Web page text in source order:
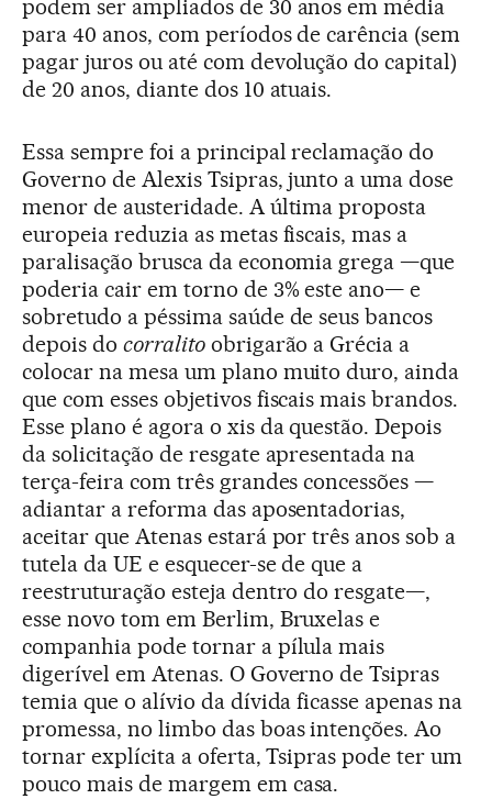
podem ser ampliados de 30 anos em média
para 40 anos, com períodos de carência (sem
pagar juros ou até com devolução do capital)
de 20 anos, diante dos 10 atuais.
Essa sempre foi a principal reclamação do
Governo de Alexis Tsipras, junto a uma dose
menor de austeridade. A última proposta
europeia reduzia as metas fiscais, mas a
paralisação brusca da economia grega —que
poderia cair em torno de 3% este ano— e
sobretudo a péssima saúde de seus bancos
depois do corralitoobrigarão a Grécia a
colocar na mesa um plano muito duro, ainda
que com esses objetivos fiscais mais brandos.
Esse plano é agora o xis da questão. Depois
da solicitação de resgate apresentada na
terça-feira com três grandes concessões —
adiantar a reforma das aposentadorias,
aceitar que Atenas estará por três anos sob a
tutela da UE e esquecer-se de que a
reestruturação esteja dentro do resgate—,
esse novo tom em Berlim, Bruxelas e
companhia pode tornar a pílula mais
digerível em Atenas. O Governo de Tsipras
temia que o alívio da dívida ficasse apenas na
promessa, no limbo das boas intenções. Ao
tornar explícita a oferta, Tsipras pode ter um
pouco mais de margem em casa.